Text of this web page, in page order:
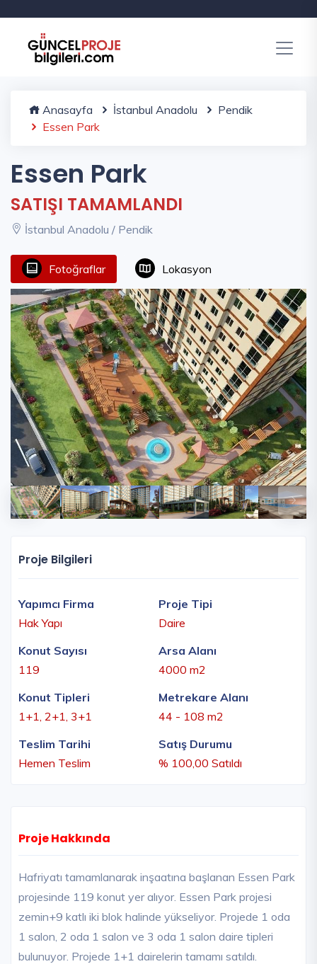
Anasayfa İstanbul Anadolu
Pendik
Essen Park
Essen Park
SATIŞI TAMAMLANDI
İstanbul Anadolu / Pendik
Fotoğraflar Lokasyon
Proje Bilgileri
Yapımcı Firma
Hak Yapı
Proje Tipi
Daire
Konut Sayısı
119
Arsa Alanı
4000 m2
Konut Tipleri
1+1, 2+1, 3+1
Metrekare Alanı
44 - 108 m2
Teslim Tarihi
Hemen Teslim
Satış Durumu
% 100,00 Satıldı
Proje Hakkında
Hafriyatı tamamlanarak inşaatına başlanan Essen Park
projesinde 119 konut yer alıyor. Essen Park projesi
zemin+9 katlı iki blok halinde yükseliyor. Projede 1 oda
1 salon, 2 oda 1 salon ve 3 oda 1 salon daire tipleri
bulunuyor. Projede 1+1 dairelerin tamamı satıldı.